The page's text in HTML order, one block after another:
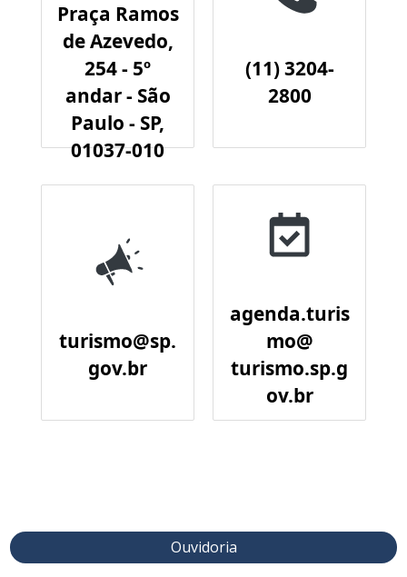
Praça Ramos
de Azevedo,
254 - 5º
andar - São
Paulo - SP,
01037-010
(11) 3204-
2800
turismo@sp.
gov.br
agenda.turis
mo@
turismo.sp.g
ov.br
Ouvidoria